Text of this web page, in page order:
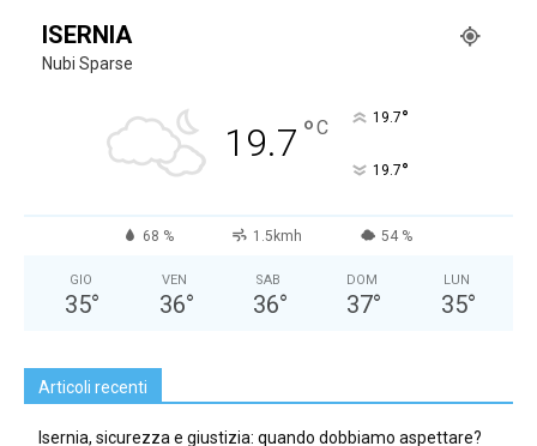
ISERNIA
Nubi Sparse
19.7 °C 19.7°
19.7°
68 % 1.5kmh 54 %
GIO
35°
VEN
36°
SAB
36°
DOM
37°
LUN
35°
Articoli recenti
Isernia, sicurezza e giustizia: quando dobbiamo aspettare?